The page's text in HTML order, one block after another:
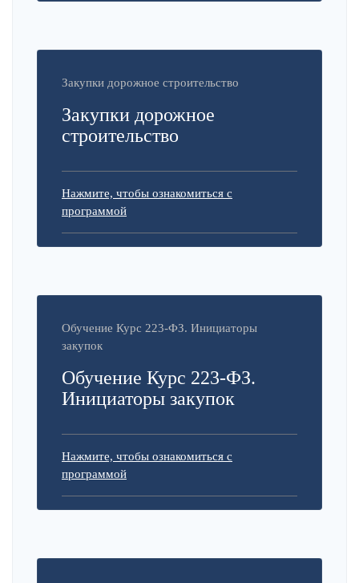
Закупки дорожное строительство
Закупки дорожное
строительство
Нажмите, чтобы ознакомиться с
программой
Обучение Курс 223-ФЗ. Инициаторы
закупок
Обучение Курс 223-ФЗ.
Инициаторы закупок
Нажмите, чтобы ознакомиться с
программой